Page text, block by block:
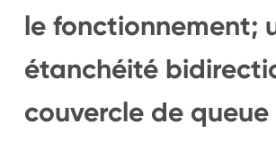
le fonctionnement;
étanchéité
couvercle de